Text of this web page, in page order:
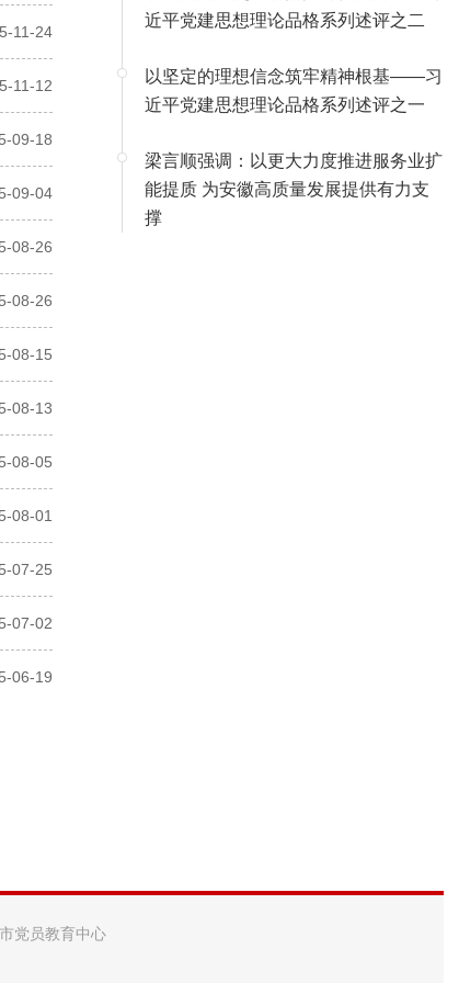
11-24
11-12
09-18
09-04
08-26
08-26
08-15
08-13
08-05
08-01
07-25
07-02
06-19
近平党建思想理论品格系列述评之二
以坚定的理想信念筑牢精神根基——习
近平党建思想理论品格系列述评之一
梁言顺强调：以更大力度推进服务业扩
能提质 为安徽高质量发展提供有力支
撑
党员教育中心